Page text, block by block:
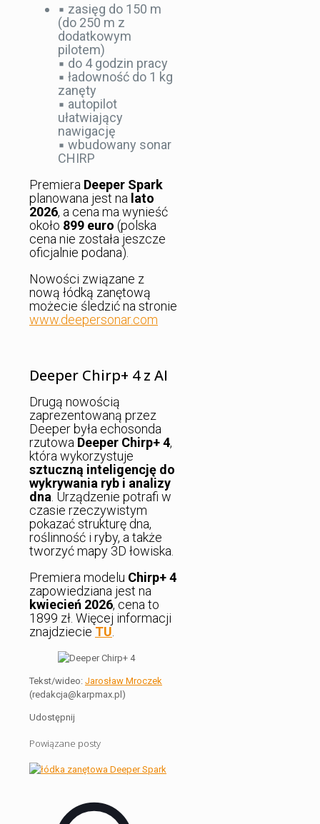
▪️ zasięg do 150 m
(do 250 m z
dodatkowym
pilotem)
▪️ do 4 godzin pracy
▪️ ładowność do 1 kg
zanęty
▪️ autopilot
ułatwiający
nawigację
▪️ wbudowany sonar
CHIRP
Premiera Deeper Spark
planowana jest na lato
2026, a cena ma wynieść
około 899 euro (polska
cena nie została jeszcze
oficjalnie podana).
Nowości związane z
nową łódką zanętową
możecie śledzić na stronie
www.deepersonar.com
Deeper Chirp+ 4 z AI
Drugą nowością
zaprezentowaną przez
Deeper była echosonda
rzutowa Deeper Chirp+ 4,
która wykorzystuje
sztuczną inteligencję do
wykrywania ryb i analizy
dna. Urządzenie potrafi w
czasie rzeczywistym
pokazać strukturę dna,
roślinność i ryby, a także
tworzyć mapy 3D łowiska.
Premiera modelu Chirp+ 4
zapowiedziana jest na
kwiecień 2026, cena to
1899 zł. Więcej informacji
znajdziecie TU.
Tekst/wideo: Jarosław Mroczek
(redakcja@karpmax.pl)
Udostępnij
Powiązane posty